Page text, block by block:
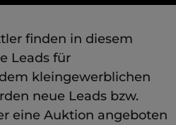
finden in diesem
Leads für
kleingewerblichen
neue Leads bzw.
eine Auktion angeboten